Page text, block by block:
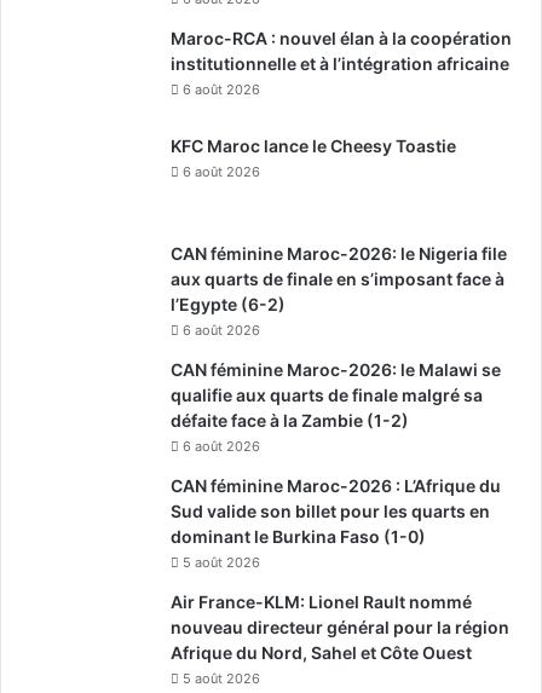
Maroc-RCA : nouvel élan à la coopération
institutionnelle et à l’intégration africaine
6 août 2026
KFC Maroc lance le Cheesy Toastie
6 août 2026
CAN féminine Maroc-2026: le Nigeria file
aux quarts de finale en s’imposant face à
l’Egypte (6-2)
6 août 2026
CAN féminine Maroc-2026: le Malawi se
qualifie aux quarts de finale malgré sa
défaite face à la Zambie (1-2)
6 août 2026
CAN féminine Maroc-2026 : L’Afrique du
Sud valide son billet pour les quarts en
dominant le Burkina Faso (1-0)
5 août 2026
Air France-KLM: Lionel Rault nommé
nouveau directeur général pour la région
Afrique du Nord, Sahel et Côte Ouest
5 août 2026